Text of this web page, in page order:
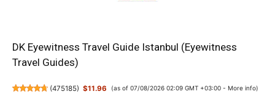
DK Eyewitness Travel Guide Istanbul (Eyewitness
Travel Guides)
(475185) $11.96 (as of 07/08/2026 02:09 GMT +03:00 - More info)